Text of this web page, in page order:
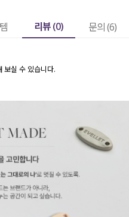
리뷰 (0) 문의 (6)
보실 수 있습니다.